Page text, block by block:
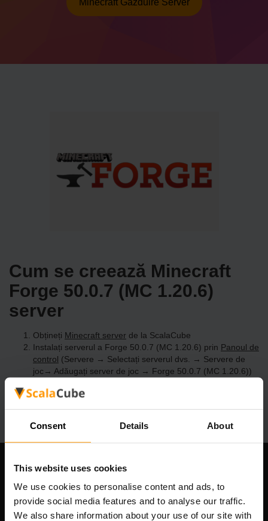
Consent Details About
This website uses cookies
We use cookies to personalise content and ads, to
provide social media features and to analyse our traffic.
We also share information about your use of our site with
Minecraft Găzduire Server
Cum se creează Minecraft
Forge 50.0.7 (MC 1.20.6)
server
Obțineți Minecraft server de la ScalaCube
Instalați serverul a Forge 50.0.7 (MC 1.20.6) prin Panoul de
control (Servere → Selectați serverul dvs. → Servere de
joc→ Adăugați server de joc → Forge 50.0.7 (MC 1.20.6))
Compania noastră